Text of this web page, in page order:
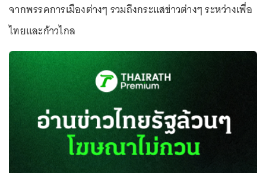
จากพรรคการเมืองต่างๆ รวมถึงกระแสข่าวต่างๆ ระหว่างเพื่อ
ไทยและก้าวไกล